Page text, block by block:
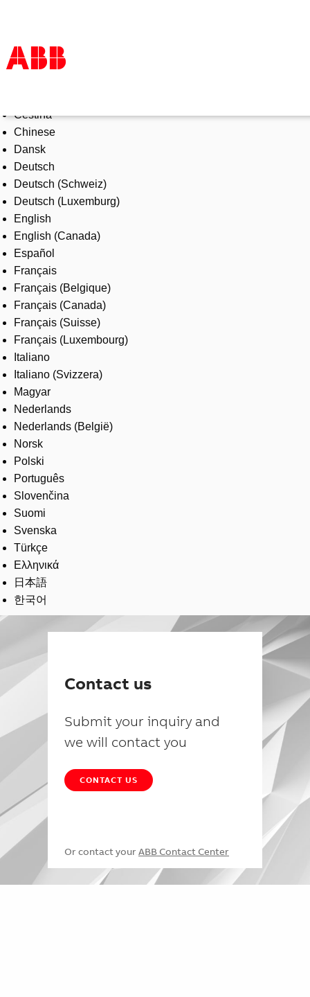
Products & Solutions
Industries
Services
About us
Where to buy
Contact us
Careers
Čeština
Chinese
Dansk
Deutsch
Deutsch (Schweiz)
Deutsch (Luxemburg)
English
English (Canada)
Español
Français
Français (Belgique)
Français (Canada)
Français (Suisse)
Français (Luxembourg)
Italiano
Italiano (Svizzera)
Magyar
Nederlands
Nederlands (België)
Norsk
Polski
Português
Slovenčina
Suomi
Svenska
Türkçe
Ελληνικά
日本語
한국어
Contact us
Submit your inquiry and
we will contact you
CONTACT US
Or contact your ABB Contact Center